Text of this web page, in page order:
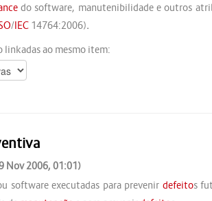
do software, manutenibilidade e outros
/IEC14764:2006).
linkadas ao mesmo item:
Nov 2006, 01:01)
software executadas para prevenir defeitos